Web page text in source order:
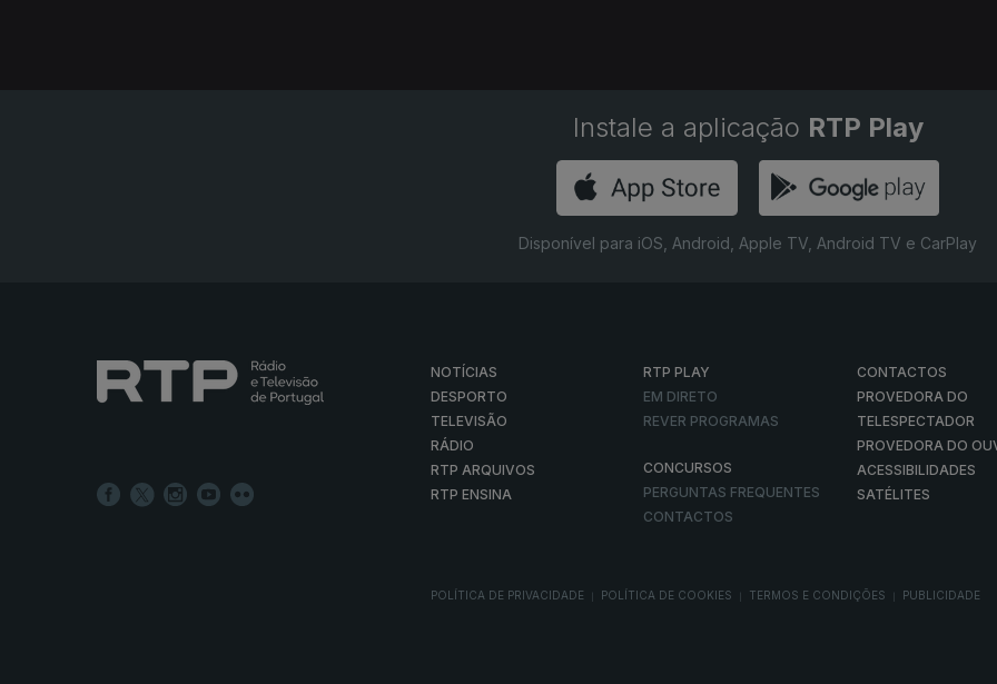
Instale a aplicação RTP Play
Disponível para iOS, Android, Apple TV, Android TV e CarPlay
NOTÍCIAS
DESPORTO
TELEVISÃO
RÁDIO
RTP ARQUIVOS
RTP ENSINA
RTP PLAY
EM DIRETO
REVER PROGRAMAS
CONCURSOS
PERGUNTAS FREQUENTES
CONTACTOS
CONTACTOS
PROVEDORA DO
TELESPECTADOR
PROVEDORA DO
ACESSIBILIDADES
SATÉLITES
POLÍTICA DE PRIVACIDADE POLÍTICA DE COOKIES TERMOS E CONDIÇÕES PUBLICIDADE